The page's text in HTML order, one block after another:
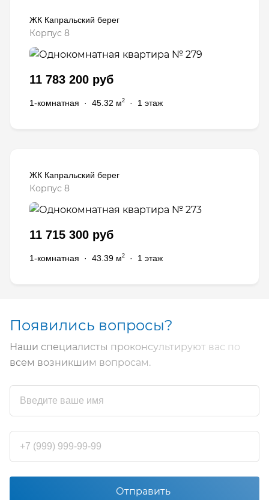
ЖК Капральский берег
Корпус 8
11 783 200 руб
1-комнатная · 45.32 м2 · 1 этаж
ЖК Капральский берег
Корпус 8
11 715 300 руб
1-комнатная · 43.39 м2 · 1 этаж
Появились вопросы?
Наши специалисты проконсультируют вас по
всем возникшим вопросам.
Отправить